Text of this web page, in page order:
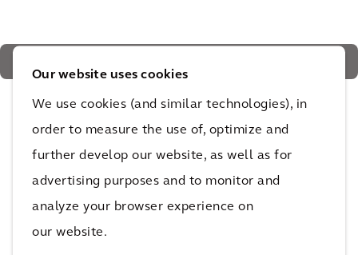
Our website uses cookies
We use cookies (and similar technologies), in
order to measure the use of, optimize and
further develop our website, as well as for
advertising purposes and to monitor and
analyze your browser experience on
our website.
quartier
L'impact
Les résidents bénéficieront des logements
abordables dans un quartier verdoyant et familial :
un exemple novateur de réaménagement résidentiel